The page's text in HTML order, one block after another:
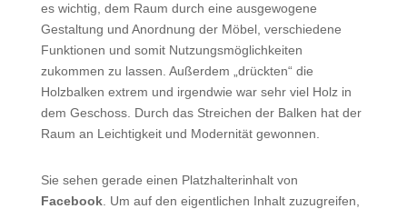
es wichtig, dem Raum durch eine ausgewogene
Gestaltung und Anordnung der Möbel, verschiedene
Funktionen und somit Nutzungsmöglichkeiten
zukommen zu lassen. Außerdem „drückten“ die
Holzbalken extrem und irgendwie war sehr viel Holz in
dem Geschoss. Durch das Streichen der Balken hat der
Raum an Leichtigkeit und Modernität gewonnen.
Sie sehen gerade einen Platzhalterinhalt von
Facebook. Um auf den eigentlichen Inhalt zuzugreifen,